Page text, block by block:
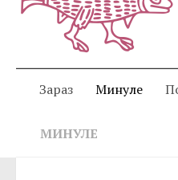
Зараз Минуле
МИНУЛЕ